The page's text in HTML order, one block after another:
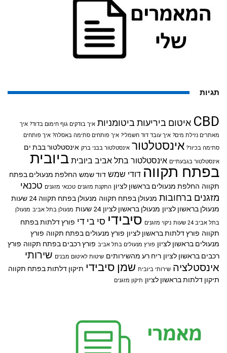
תגיות
CBD איטום ביריעות ביטומניות איך בודקים גוף חימום בדוד? איך
מאתרים נזילת מים? איך עובד דוד חשמלי? איך פותחים סתימה באסלה? איך פותחים
סתימה בכיור? אינסטלטור אינסטלטור בבני ברק אינסטלטור בבת ים
אינסטלטור בגבעתיים אינסטלטור בתל אביב ביובית ביובית
בפתח תקווה דודי שמש דוד שמש החלפת מנעולים בפתח
תקווה החלפת מנעולים בראשון לציון התקנת מזגנים טכנאי מזגנים טכנאי
מזגנים ברחובות מנעולן בפתח תקווה מנעולן בפתח תקווה 24 שעות
מנעולן בראשון לציון מנעולן בראשון לציון 24 שעות מנעולן בתל אביב מנעולן
בתל אביב 24 שעות
ניקוי מזגנים סיבידי סי בי די פורץ דלתות בפתח
תקווה פורץ דלתות בראשון לציון פורץ מנעולים בפתח תקווה פורץ
מנעולים בראשון לציון פורץ מנעולים בתל אביב פורץ רכבים בפתח תקווה פורץ
רכבים בראשון לציון ריח רע מהשירותים שיטות לאיטום מבנים שירותי
אינסטלציה שירותי ביובית שמן סיבידי תיקון דלתות בפתח תקווה
תיקון דלתות בראשון לציון תיקון מזגנים